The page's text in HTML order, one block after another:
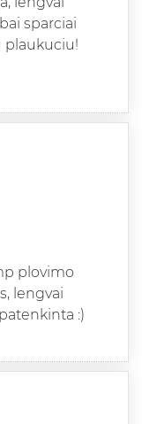
sparciai
plaukuciu!
plovimo
lengvai
:)